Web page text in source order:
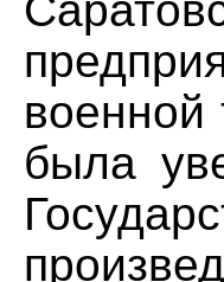
военной
была